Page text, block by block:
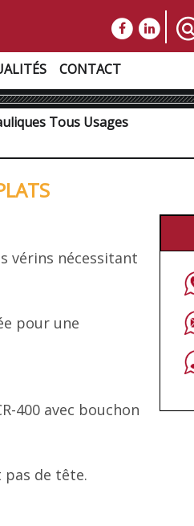
CONTACT
Tous Usages
vérins nécessitant
pour une
400 avec bouchon
de tête.